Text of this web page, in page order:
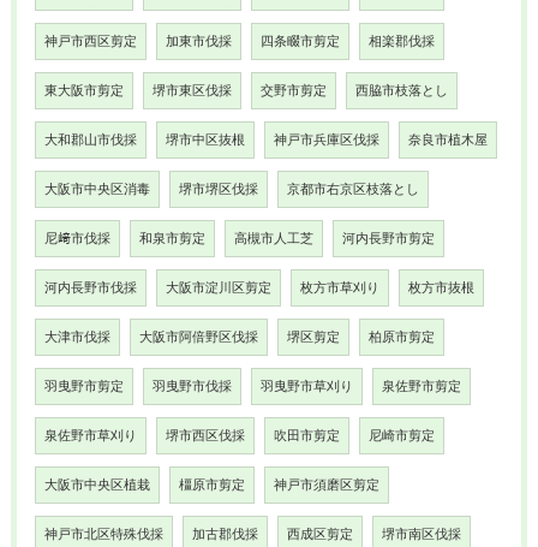
神戸市西区剪定 加東市伐採 四条畷市剪定 相楽郡伐採
東大阪市剪定 堺市東区伐採 交野市剪定 西脇市枝落とし
大和郡山市伐採 堺市中区抜根 神戸市兵庫区伐採 奈良市植木屋
大阪市中央区消毒 堺市堺区伐採 京都市右京区枝落とし
尼﨑市伐採 和泉市剪定 高槻市人工芝 河内長野市剪定
河内長野市伐採 大阪市淀川区剪定 枚方市草刈り 枚方市抜根
大津市伐採 大阪市阿倍野区伐採 堺区剪定 柏原市剪定
羽曳野市剪定 羽曳野市伐採 羽曳野市草刈り 泉佐野市剪定
泉佐野市草刈り 堺市西区伐採 吹田市剪定 尼崎市剪定
大阪市中央区植栽 橿原市剪定 神戸市須磨区剪定
神戸市北区特殊伐採 加古郡伐採 西成区剪定 堺市南区伐採